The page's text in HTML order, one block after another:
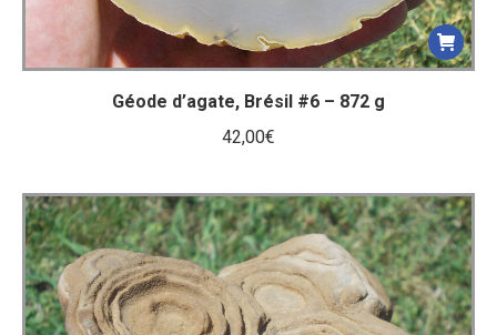
Géode d’agate, Brésil #6 – 872 g
42,00€